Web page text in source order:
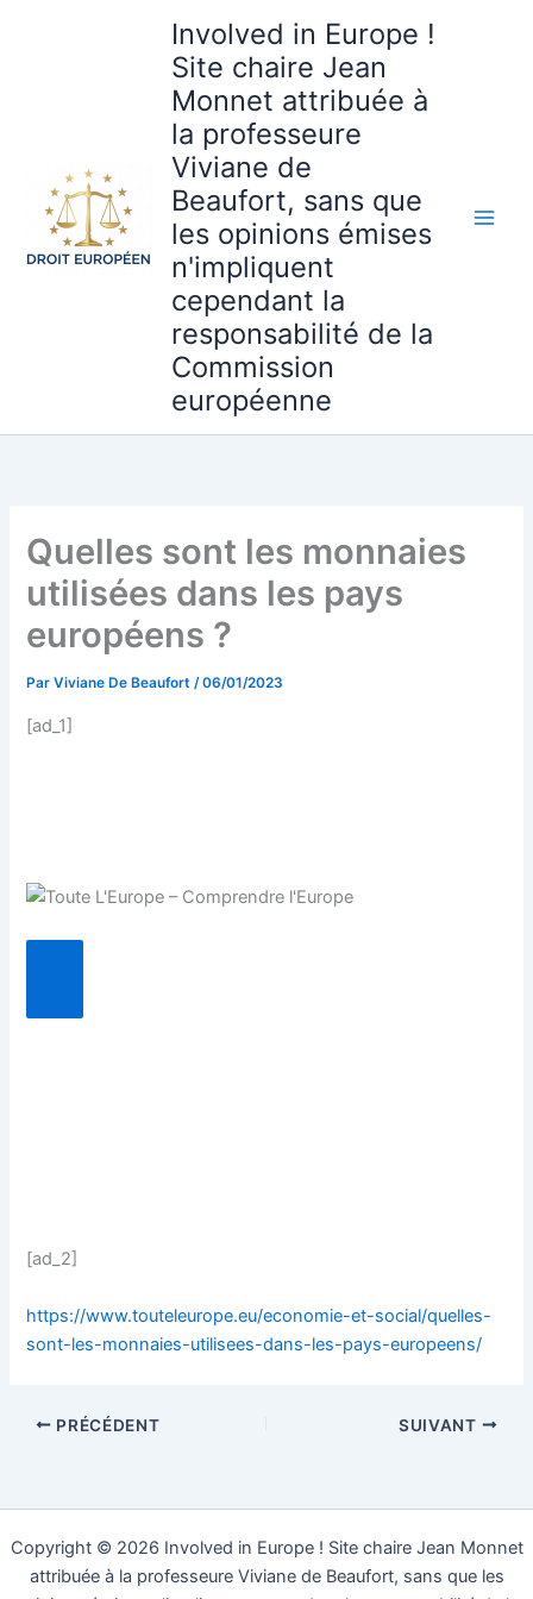
Involved in Europe !
Site chaire Jean
Monnet attribuée à
la professeure
Viviane de
Beaufort, sans que
les opinions émises
n'impliquent
cependant la
responsabilité de la
Commission
européenne
Quelles sont les monnaies
utilisées dans les pays
européens ?
ParViviane De Beaufort/06/01/2023
[ad_1]
[ad_2]
https://www.touteleurope.eu/economie-et-social/quelles-
sont-les-monnaies-utilisees-dans-les-pays-europeens/
PRÉCÉDENT SUIVANT
Copyright © 2026 Involved in Europe ! Site chaire Jean Monnet
attribuée à la professeure Viviane de Beaufort, sans que les